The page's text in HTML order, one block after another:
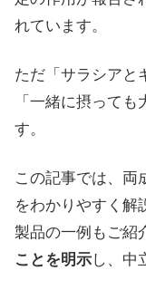
れています。
ただ「サラシアと
「一緒に摂って
す。
この記事では、両
をわかりやすく解
製品の一例もご紹
ことを明示し、中